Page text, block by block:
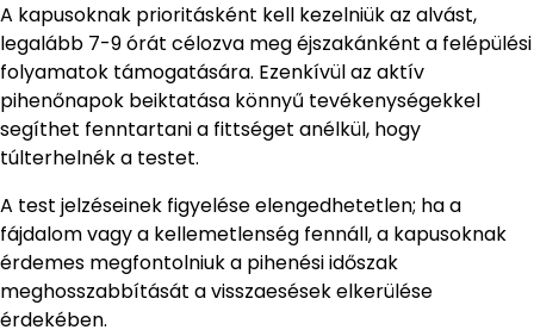
A kapusoknak prioritásként kell kezelniük az alvást,
legalább 7-9 órát célozva meg éjszakánként a felépülési
folyamatok támogatására. Ezenkívül az aktív
pihenőnapok beiktatása könnyű tevékenységekkel
segíthet fenntartani a fittséget anélkül, hogy
túlterhelnék a testet.
A test jelzéseinek figyelése elengedhetetlen; ha a
fájdalom vagy a kellemetlenség fennáll, a kapusoknak
érdemes megfontolniuk a pihenési időszak
meghosszabbítását a visszaesések elkerülése
érdekében.